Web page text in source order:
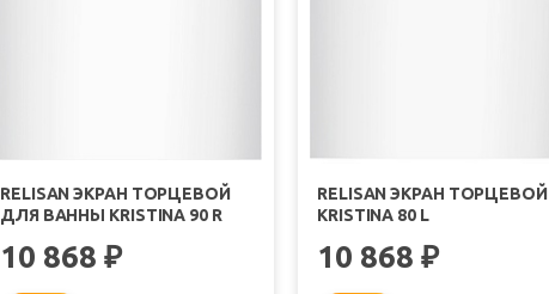
RELISAN ЭКРАН ТОРЦЕВОЙ
ДЛЯ ВАННЫ KRISTINA 90 R
10 868 ₽
RELISAN ЭКРАН ТОРЦЕВОЙ
KRISTINA 80 L
10 868 ₽